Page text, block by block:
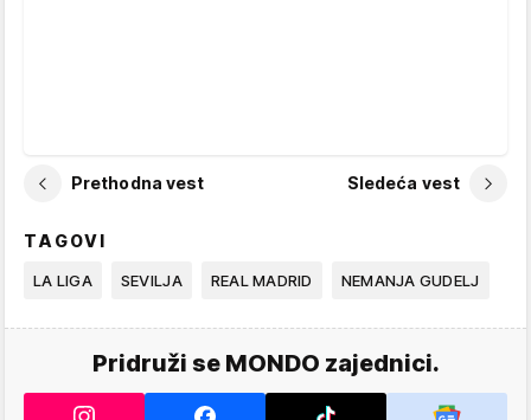
Prethodna vest Sledeća vest
TAGOVI
LA LIGA SEVILJA REAL MADRID NEMANJA GUDELJ
Pridruži se MONDO zajednici.